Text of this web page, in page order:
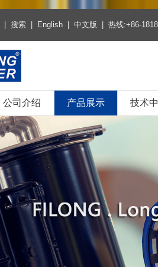
|搜索 | English |中文版 | 热线:+86-
公司介绍 产品展示
热销产品
空气滤清器系列
空调滤清器系列
燃油柴油滤清器系列
机油滤清器系列
环保燃油滤芯系列
环保机油滤芯系列
燃油滤清器系列
技术